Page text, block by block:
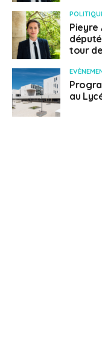
Pieyre
tour
au